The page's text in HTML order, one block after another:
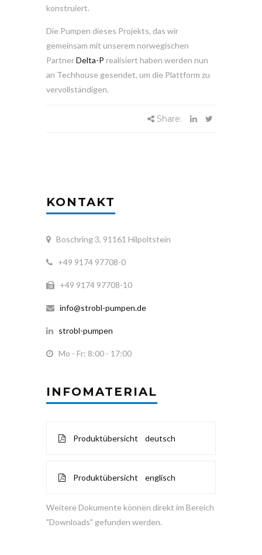
konstruiert.
Die Pumpen dieses Projekts, das wir
gemeinsam mit unserem norwegischen
PartnerDelta-P realisiert haben werden nun
an Techhouse gesendet, um die Plattform zu
vervollständigen.
Share:
KONTAKT
Boschring 3, 91161 Hilpoltstein
+49 9174 97708-0
+49 9174 97708-10
info@strobl-pumpen.de
strobl-pumpen
Mo - Fr: 8:00 - 17:00
INFOMATERIAL
Produktübersicht deutsch
Produktübersicht englisch
Weitere Dokumente können direkt im Bereich
"Downloads" gefunden werden.